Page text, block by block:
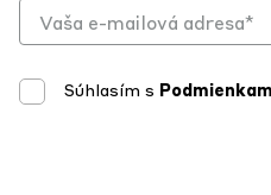
Súhlasím s